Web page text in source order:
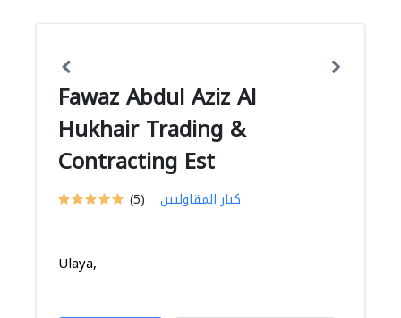
Fawaz Abdul Aziz Al
Hukhair Trading &
Contracting Est
(5) كبار المقاوليين
Ulaya,